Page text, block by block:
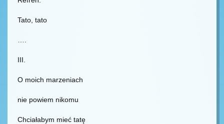
Tato, tato
III.
O moich marzeniach
nie powiem nikomu
Chciałabym mieć tatę